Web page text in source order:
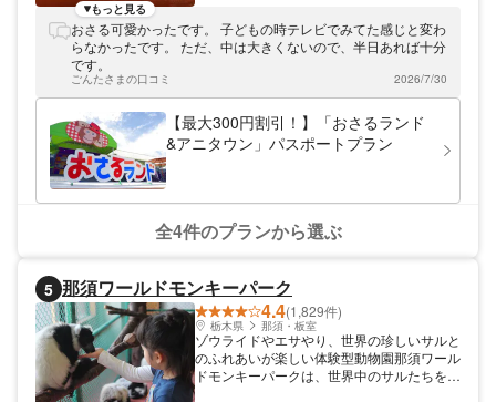
「猿山」、屋外でお猿さんの大道芸パフォー
マンスが見られるコーナー、まだ劇場デビュ
お猿さんが温泉に浸かる姿を見られる「おさ
るの温泉」、生まれたての赤ちゃんがいれば
超ラッキー！子供からおじいちゃんおばあち
ゃんまで、万人が参加できる「赤ちゃんハウ
ス」などがあります。 上演されるショー
影 欲、金、暴力に立ち向かって笑い飛ばす
痛快アクションコント「おさるの警察署」な
ど。お猿さんたちが繰り広げる数々のショー
ド＆アニタウン 日光さる軍団劇場へは、東
京から車で約2時間15分となっています。 ア
ソビューでは、おさるランド＆アニタウン
日光さる軍団劇場のお得なクーポンを販売
中。通常大人2,300円の入場料が13%割引で
2,000円、4歳から12歳は1,100円が900円と
もっと見る
おさる可愛かったです。 子どもの時テレビでみてた感じと変わ
らなかったです。 ただ、中は大きくないので、半日あれば十分
です。
ごんたさまの口コミ 2026/7/30
【最大300円割引！】「おさるランド
&アニタウン」パスポートプラン
全4件のプランから選ぶ
5 那須ワールドモンキーパーク
4.4(1,829件)
栃木県 那須・板室
ゾウライドやエサやり、世界の珍しいサルと
のふれあいが楽しい体験型動物園那須ワール
ドモンキーパークは、世界中のサルたちをメ